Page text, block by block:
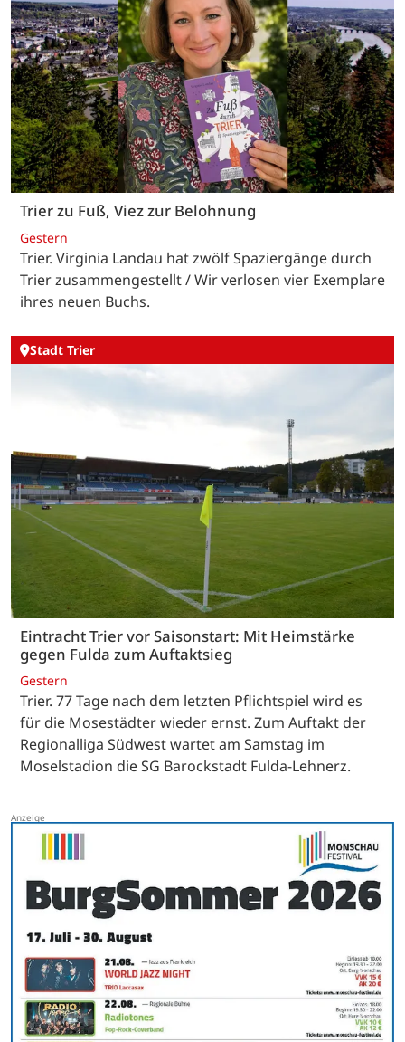
Trier zu Fuß, Viez zur Belohnung
Gestern
Trier. Virginia Landau hat zwölf Spaziergänge durch
Trier zusammengestellt / Wir verlosen vier Exemplare
ihres neuen Buchs.
Stadt Trier
Eintracht Trier vor Saisonstart: Mit Heimstärke
gegen Fulda zum Auftaktsieg
Gestern
Trier. 77 Tage nach dem letzten Pflichtspiel wird es
für die Mosestädter wieder ernst. Zum Auftakt der
Regionalliga Südwest wartet am Samstag im
Moselstadion die SG Barockstadt Fulda-Lehnerz.